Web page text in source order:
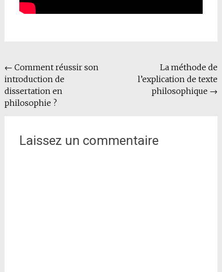
Navigation
de
l'article
← Comment réussir son
introduction de
dissertation en
philosophie ?
La méthode de
l’explication de texte
philosophique →
Laissez un commentaire